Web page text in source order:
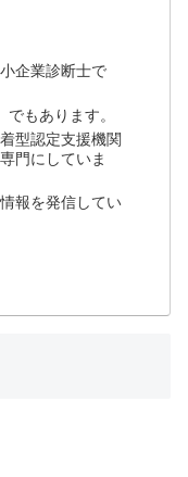
企業診断士で
もあります。
型認定支援機関
門にしていま
報を発信してい